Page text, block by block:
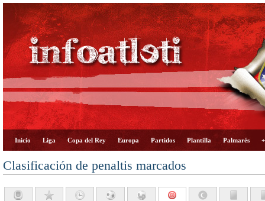
Inicio Liga Copa del Rey Europa Partidos Plantilla Palmarés
Clasificación de penaltis marcados